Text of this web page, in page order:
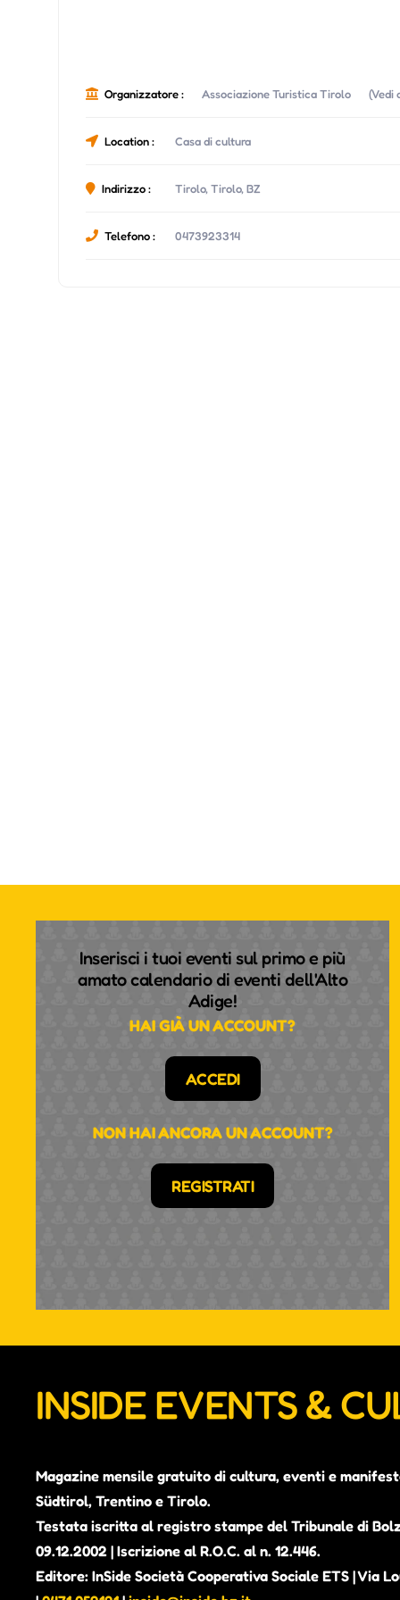
Organizzatore : Associazione Turistica Tirolo (Vedi
Location : Casa di cultura
Indirizzo : Tirolo, Tirolo, BZ
Telefono : 0473923314
Inserisci i tuoi eventi sul primo e più
amato calendario di eventi dell'Alto
Adige!
HAI GIÀ UN ACCOUNT?
ACCEDI
NON HAI ANCORA UN ACCOUNT?
REGISTRATI
INSIDE EVENTS &
Magazine mensile gratuito di cultura, eventi e
Südtirol, Trentino e Tirolo.
Testata iscritta al registro stampe del Tribunale di
09.12.2002 | Iscrizione al R.O.C. al n. 12.446.
Editore: InSide Società Cooperativa Sociale ETS | Via